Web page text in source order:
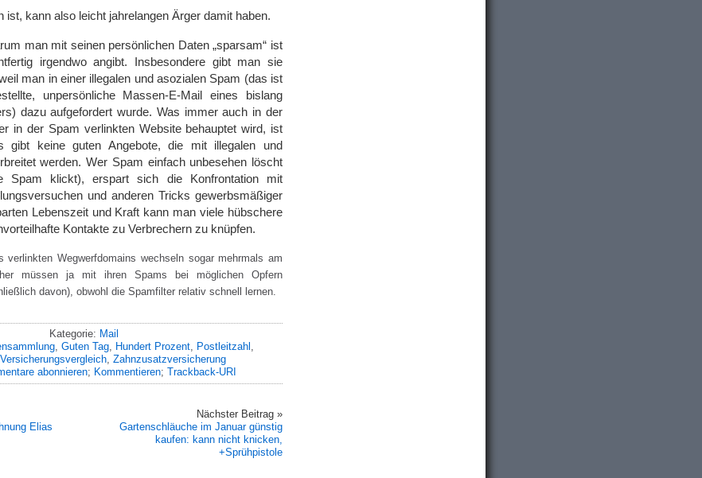
ist, kann also leicht jahrelangen Ärger damit haben.
man mit seinen persönlichen Daten „sparsam“ ist
irgendwo angibt. Insbesondere gibt man sie
man in einer illegalen und asozialen Spam (das ist
unpersönliche Massen-E-Mail eines bislang
dazu aufgefordert wurde. Was immer auch in der
in der Spam verlinkten Website behauptet wird, ist
gibt keine guten Angebote, die mit illegalen und
werden. Wer Spam einfach unbesehen löscht
Spam klickt), erspart sich die Konfrontation mit
und anderen Tricks gewerbsmäßiger
Lebenszeit und Kraft kann man viele hübschere
Kontakte zu Verbrechern zu knüpfen.
verlinkten Wegwerfdomains wechseln sogar mehrmals am
müssen ja mit ihren Spams bei möglichen Opfern
davon), obwohl die Spamfilter relativ schnell lernen.
Kategorie: Mail
, Guten Tag, Hundert Prozent, Postleitzahl
Versicherungsvergleich Zahnzusatzversicherung
abonnieren; Kommentieren; Trackback-URI
Elias
Nächster Beitrag »
Gartenschläuche im Januar günstig
kaufen: kann nicht knicken,
+Sprühpistole